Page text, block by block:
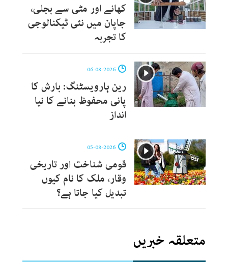
کھانے اور مٹی سے بجلی،
جاپان میں نئی ٹیکنالوجی
کا تجربہ
رین ہارویسٹنگ: بارش کا
پانی محفوظ بنانے کا نیا
انداز
قومی شناخت اور تاریخی
وقار، ملک کا نام کیوں
تبدیل کیا جاتا ہے؟
متعلقہ خبریں